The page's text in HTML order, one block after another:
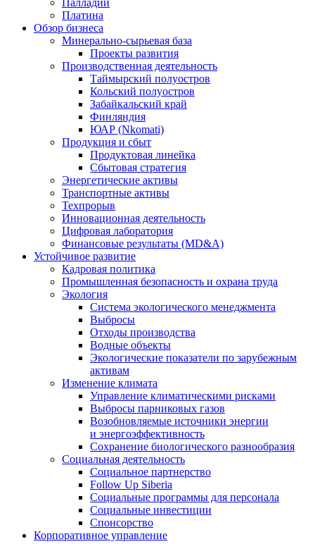
Палладий
Платина
Обзор бизнеса
Минерально-сырьевая база
Проекты развития
Производственная деятельность
Таймырский полуостров
Кольский полуостров
Забайкальский край
Финляндия
ЮАР (Nkomati)
Продукция и сбыт
Продуктовая линейка
Сбытовая стратегия
Энергетические активы
Транспортные активы
Техпрорыв
Инновационная деятельность
Цифровая лаборатория
Финансовые результаты (MD&A)
Устойчивое развитие
Кадровая политика
Промышленная безопасность и охрана труда
Экология
Система экологического менеджмента
Выбросы
Отходы производства
Водные объекты
Экологические показатели по зарубежным
активам
Изменение климата
Управление климатическими рисками
Выбросы парниковых газов
Возобновляемые источники энергии
и энергоэффективность
Сохранение биологического разнообразия
Социальная деятельность
Социальное партнерство
Follow Up Siberia
Социальные программы для персонала
Социальные инвестиции
Спонсорство
Корпоративное управление